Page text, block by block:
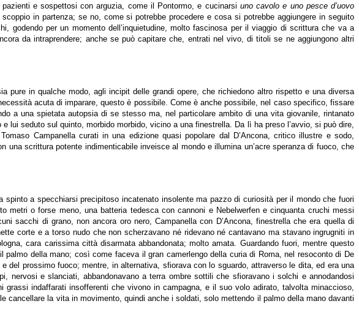
e sospettosi con arguzia, come il Pontormo, e cucinarsi uno cavolo e uno pesce d’uovo
in partenza; se no, come si potrebbe procedere e cosa si potrebbe aggiungere in seguito
per un momento dell’inquietudine, molto fascinosa per il viaggio di scrittura che va a
da intraprendere; anche se può capitare che, entrati nel vivo, di titoli se ne aggiungono altri
in qualche modo, agli incipit delle grandi opere, che richiedono altro rispetto e una diversa
acuta di imparare, questo è possibile. Come è anche possibile, nel caso specifico, fissare
a una spietata autopsia di se stesso ma, nel particolare ambito di una vita giovanile, rintanato
seduto sul quinto, morbido morbido, vicino a una finestrella. Da lì ha preso l’avvio, si può dire,
Campanella curati in una edizione quasi popolare dal D’Ancona, critico illustre e sodo,
scrittura potente indimenticabile inveisce al mondo e illumina un’acre speranza di fuoco, che
a specchiarsi precipitoso incatenato insolente ma pazzo di curiosità per il mondo che fuori
o forse meno, una batteria tedesca con cannoni e Nebelwerfen e cinquanta cruchi messi
sacchi di grano, non ancora oro nero, Campanella con D’Ancona, finestrella che era quella di
corte e a torso nudo che non scherzavano né ridevano né cantavano ma stavano ingrugniti in
cara carissima città disarmata abbandonata; molto amata. Guardando fuori, mentre questo
della mano; così come faceva il gran camerlengo della curia di Roma, nel resoconto di De
prossimo fuoco; mentre, in alternativa, sfiorava con lo sguardo, attraverso le dita, ed era una
e slanciati, abbandonavano a terra ombre sottili che sfioravano i solchi e annodandosi
indaffarati insofferenti che vivono in campagna, e il suo volo adirato, talvolta minaccioso,
la vita in movimento, quindi anche i soldati, solo mettendo il palmo della mano davanti